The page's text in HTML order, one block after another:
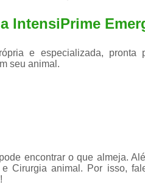
IntensiPrime
e especializada,
seu animal.
encontrar o que almeja.
Cirurgia animal. Por isso,